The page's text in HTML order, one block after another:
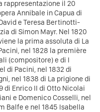
rappresentazione il 20
Annibale in Capua di
e Teresa Bertinotti-
di Simon Mayr. Nel 1820
la prima assoluta di La
nel 1828 la première
(compositore) e di I
di Pacini, nel 1832 di
nel 1838 di La prigione di
di Enrico II di Otto Nicolai
e Domenico Cosselli, nel
Balfe e nel 1845 Isabella